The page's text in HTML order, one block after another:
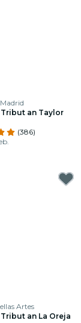
an Taylor
(386)
Artes
an La Oreja